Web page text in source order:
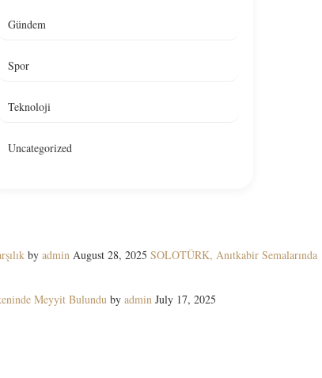
Gündem
Spor
Teknoloji
Uncategorized
by admin August 28, 2025 SOLOTÜRK, Anıtkabir Semalarında
Meyyit Bulundu by admin July 17, 2025